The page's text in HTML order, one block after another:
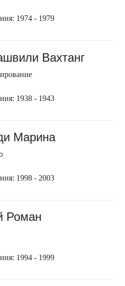
1974 - 1979
Вахтанг
1938 - 1943
Марина
1998 - 2003
Роман
1994 - 1999